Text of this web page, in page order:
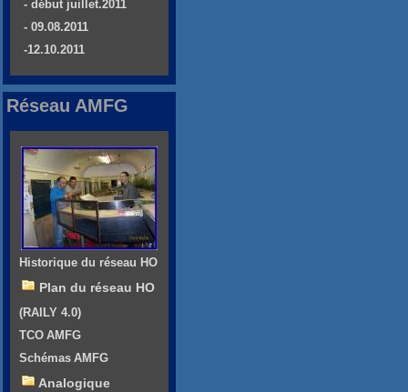
- début juillet.2011
- 09.08.2011
-12.10.2011
Réseau AMFG
Historique du réseau HO
Plan du réseau HO
(RAILY 4.0)
TCO AMFG
Schémas AMFG
Analogique